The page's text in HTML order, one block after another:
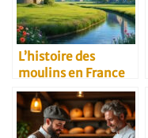
L’histoire des
moulins en France